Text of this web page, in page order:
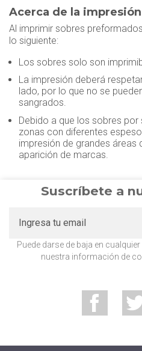
Acerca de la
Al imprimir sobres
lo siguiente:
Los sobres solo son
La impresión deberá
lado, por lo que no se
sangrados.
Debido a que los sobres
zonas con diferentes
impresión de grandes áreas
aparición de marcas.
Suscríbete a
Puede darse de baja en
nuestra información de